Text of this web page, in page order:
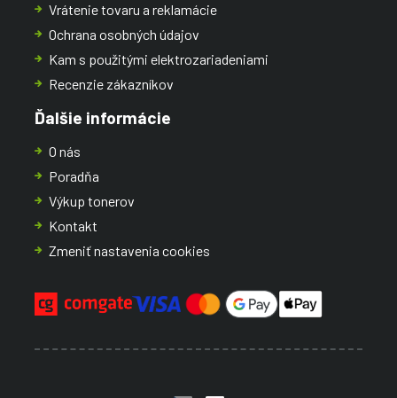
Vrátenie tovaru a reklamácie
Ochrana osobných údajov
Kam s použitými elektrozariadeniami
Recenzie zákazníkov
Ďalšie informácie
O nás
Poradňa
Výkup tonerov
Kontakt
Zmeniť nastavenia cookies